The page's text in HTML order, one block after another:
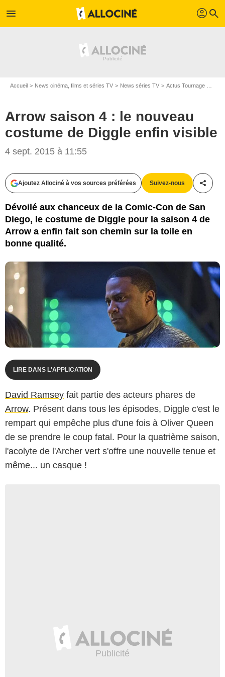
menu profil search
Accueil News cinéma, films et séries TV News séries TV Actus Tournage Séries TV
Arrow saison 4 : le nouveau
costume de Diggle enfin visible
4 sept. 2015 à 11:55
Ajoutez Allociné à vos sources préférées Suivez-nous
Dévoilé aux chanceux de la Comic-Con de San
Diego, le costume de Diggle pour la saison 4 de
Arrow a enfin fait son chemin sur la toile en
bonne qualité.
The CW
LIRE DANS L'APPLICATION
David Ramsey fait partie des acteurs phares de
Arrow. Présent dans tous les épisodes, Diggle c'est le
rempart qui empêche plus d'une fois à Oliver Queen
de se prendre le coup fatal. Pour la quatrième saison,
l'acolyte de l'Archer vert s'offre une nouvelle tenue et
même... un casque !